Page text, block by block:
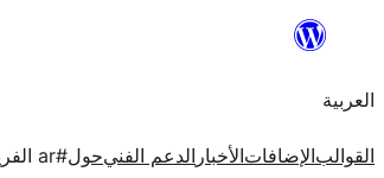
المحتوى
العربية
القوالبالإضافاتالأخبار الدعم الفنيحول#ar الفريق العربي